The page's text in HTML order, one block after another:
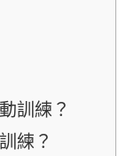
訓練？
練？